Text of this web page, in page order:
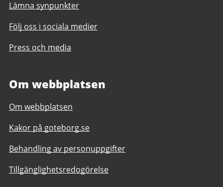
Lämna synpunkter
Följ oss i sociala medier
Press och media
Om webbplatsen
Om webbplatsen
Kakor på goteborg.se
Behandling av personuppgifter
Tillgänglighetsredogörelse